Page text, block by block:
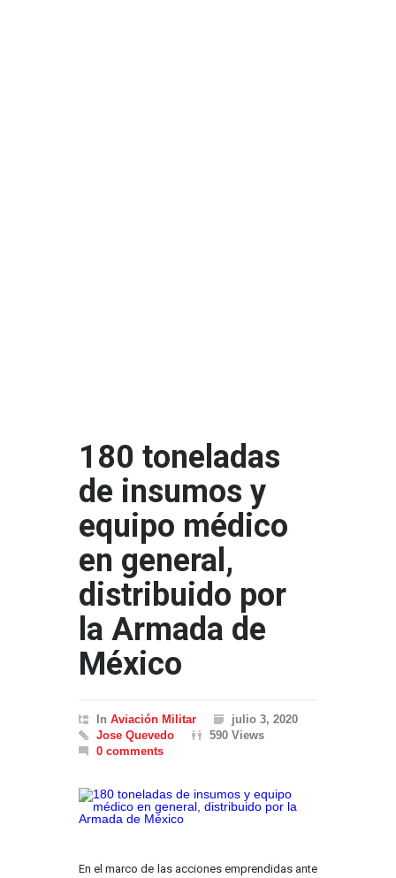
180 toneladas
de insumos y
equipo médico
en general,
distribuido por
la Armada de
México
In Aviación Militar
julio 3, 2020
Jose Quevedo
590 Views
0 comments
En el marco de las acciones emprendidas ante